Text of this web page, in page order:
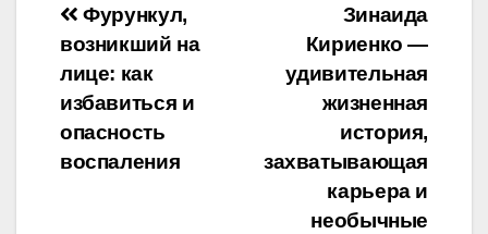
Навигация
по
записям
Зинаида
Кириенко —
удивительная
жизненная
история,
захватывающая
карьера и
необычные
Фурункул,
возникший на
лице: как
избавиться и
опасность
воспаления